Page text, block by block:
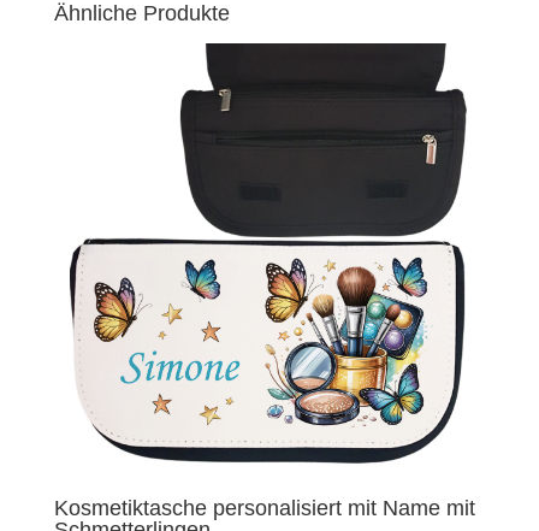
Ähnliche Produkte
Kosmetiktasche personalisiert mit Name mit